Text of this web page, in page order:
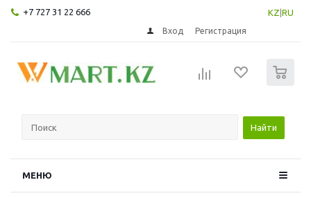
+7 727 31 22 666 KZ RU
Вход Регистрация
Найти
МЕНЮ